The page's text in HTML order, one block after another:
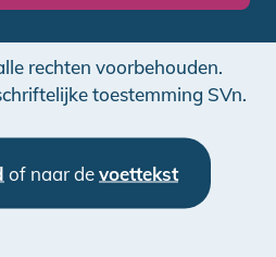
rechten voorbehouden.
toestemming SVn.
of naar devoettekst